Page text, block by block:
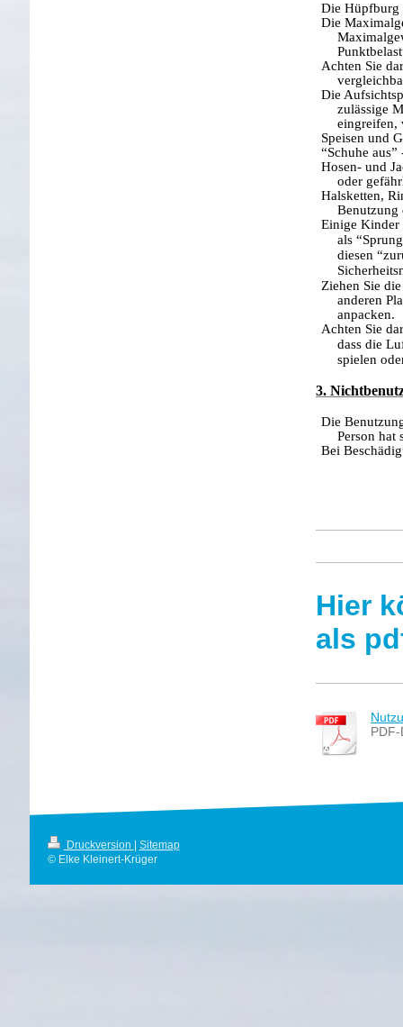
Die Hüpfburg
Die
Achten Sie
Die
zulässige
eingreifen,
Speisen und
“Schuhe
Hosen- und
oder
Halsketten,
Benutzung
Einige Kinder
als
diesen
Ziehen Sie
anderen
anpacken.
Achten Sie
dass die
spielen
3.
Die
Person hat
Bei
Hier
als
Druckversion
Sitemap
© Elke Kleinert-Krüger